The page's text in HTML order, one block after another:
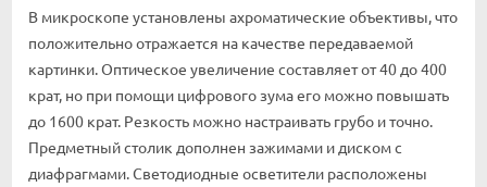
В микроскопе установлены ахроматические объективы, что
положительно отражается на качестве передаваемой
картинки. Оптическое увеличение составляет от 40 до 400
крат, но при помощи цифрового зума его можно повышать
до 1600 крат. Резкость можно настраивать грубо и точно.
Предметный столик дополнен зажимами и диском с
диафрагмами. Светодиодные осветители расположены